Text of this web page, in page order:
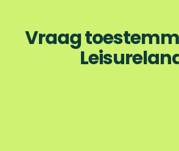
Vraag